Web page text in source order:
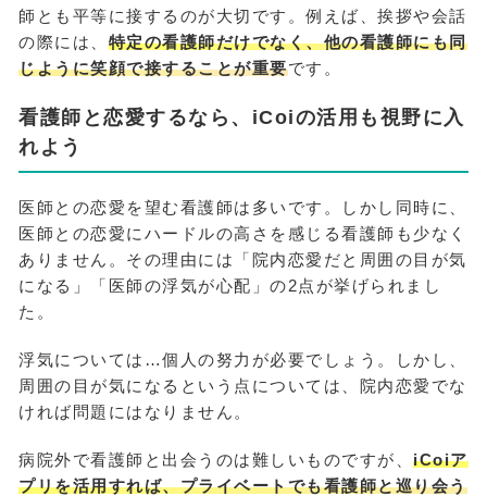
師とも平等に接するのが大切です。例えば、挨拶や会話
の際には、 特定の看護師だけでなく、他の看護師にも同
じように笑顔で接することが重要です。
看護師と恋愛するなら、iCoiの活用も視野に入
れよう
医師との恋愛を望む看護師は多いです。しかし同時に、
医師との恋愛にハードルの高さを感じる看護師も少なく
ありません。その理由には「院内恋愛だと周囲の目が気
になる」「医師の浮気が心配」の2点が挙げられまし
た。
浮気については…個人の努力が必要でしょう。しかし、
周囲の目が気になるという点については、院内恋愛でな
ければ問題にはなりません。
病院外で看護師と出会うのは難しいものですが、iCoiア
プリを活用すれば、プライベートでも看護師と巡り会う